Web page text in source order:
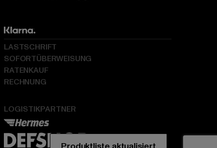
LOGISTIKPARTNER
LASTSCHRIFT
SOFORTÜBERWEISUNG
RATENKAUF
RECHNUNG